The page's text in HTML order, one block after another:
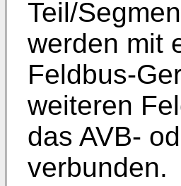
Teil/
werden mit
Feldbus-
weiteren
das AVB-
verbunden.